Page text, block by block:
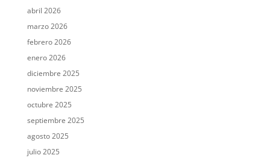
abril 2026
marzo 2026
febrero 2026
enero 2026
diciembre 2025
noviembre 2025
octubre 2025
septiembre 2025
agosto 2025
julio 2025